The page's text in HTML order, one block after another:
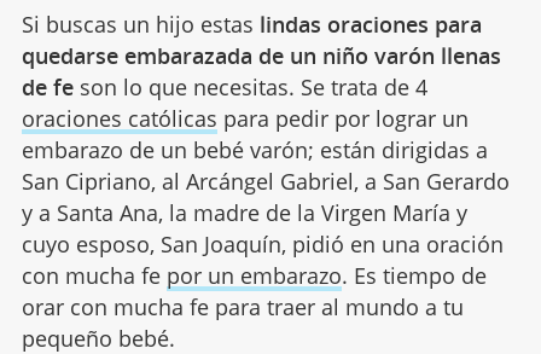
Si buscas un hijo estas lindas oraciones para
quedarse embarazada de un niño varón llenas
de feson lo que necesitas. Se trata de 4
oraciones católicas para pedir por lograr un
embarazo de un bebé varón; están dirigidas a
San Cipriano, al Arcángel Gabriel, a San Gerardo
y a Santa Ana, la madre de la Virgen María y
cuyo esposo, San Joaquín, pidió en una oración
con mucha fe por un embarazo. Es tiempo de
orar con mucha fe para traer al mundo a tu
pequeño bebé.